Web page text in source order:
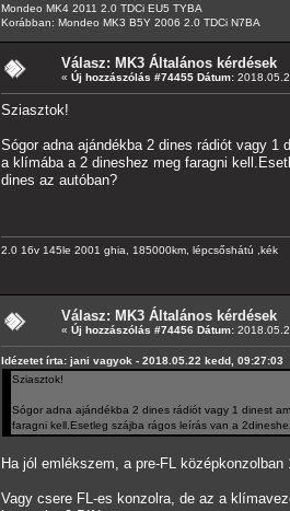
Mondeo MK4 2011 2.0 TDCi EU5 TYBA
Korábban: Mondeo MK3 B5Y 2006 2.0 TDCi N7BA
Válasz: MK3 Általános kérdések
« Új hozzászólás #74455 Dátum:
Sziasztok!
Sógor adna ajándékba 2 dines rádiót vagy
a klímába a 2 dineshez meg faragni
dines az autóban?
2.0 16v 145le 2001 ghia, 185000km, lépcsőshátú ,kék
Válasz: MK3 Általános kérdések
« Új hozzászólás #74456 Dátum:
Idézetet írta: jani vagyok - 2018.05.22 kedd, 09:27:03
Sziasztok!
Sógor adna ajándékba 2 dines rádiót vagy 1 dinest
faragni kell.Esetleg szájba rágos leírás van a
Ha jól emlékszem, a pre-FL
Vagy csere FL-es konzolra, de az a